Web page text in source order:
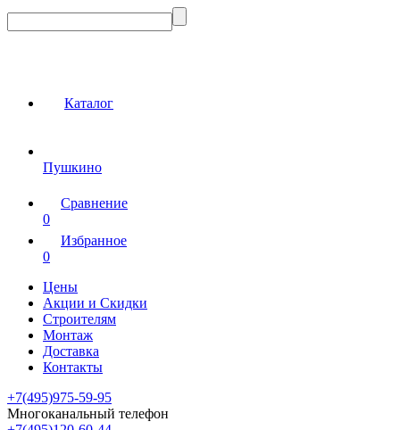
Каталог
Пушкино
Сравнение
0
Избранное
0
Цены
Акции и Скидки
Строителям
Монтаж
Доставка
Контакты
+7(495)975-59-95
Многоканальный телефон